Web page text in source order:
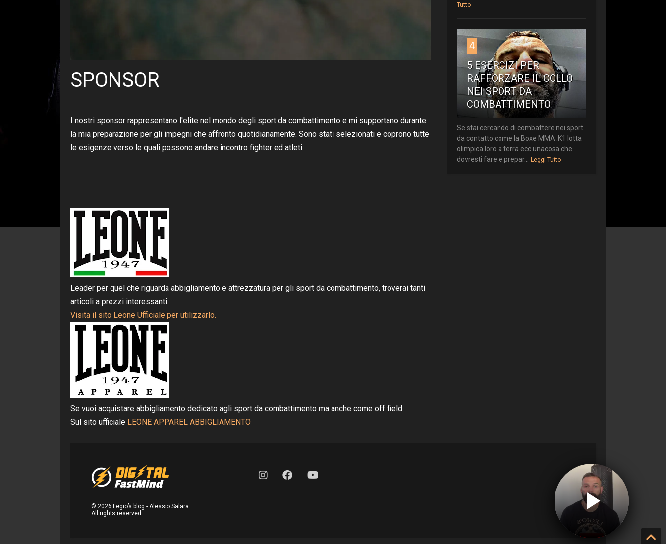
SPONSOR
I nostri sponsor rappresentano l'elite nel mondo degli sport da combattimento e mi supportano durante
la mia preparazione per gli impegni che affronto quotidianamente. Sono stati selezionati e coprono tutte
le esigenze verso le quali possono andare incontro fighter ed atleti:
Leader per quel che riguarda abbigliamento e attrezzatura per gli sport da combattimento, troverai tanti
articoli a prezzi interessanti
Visita il sito Leone Ufficiale per utilizzarlo.
Se vuoi acquistare abbigliamento dedicato agli sport da combattimento ma anche come off field
Sul sito ufficiale LEONE APPAREL ABBIGLIAMENTO
Tutto
4
5 ESERCIZI PER
RAFFORZARE IL COLLO
NEI SPORT DA
COMBATTIMENTO
Se stai cercando di combattere nei sport
da contatto come la Boxe MMA .K1 lotta
olimpica loro a terra ecc.unacosa che
dovresti fare è prepar...
Leggi Tutto
©2026 Legio’s blog - Alessio Salara
All rights reserved.